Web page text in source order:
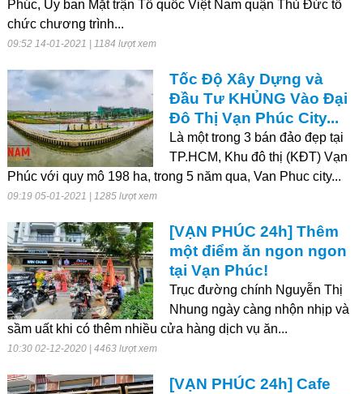
Phúc, Ủy ban Mặt trận Tổ quốc Việt Nam quận Thủ Đức tổ
chức chương trình...
09:52 14-01-2021 | 1184 lượt xem
Tốc Độ Xây Dựng và
Đầu Tư KHỦNG Vào Đại
Đô Thị Vạn Phúc City...
Là một trong 3 bán đảo đẹp tại
TP.HCM, Khu đô thị (KĐT) Vạn
Phúc với quy mô 198 ha, trong 5 năm qua, Van Phuc city...
09:19 05-01-2021 | 1285 lượt xem
[VẠN PHÚC 24h] Thêm
một điểm ăn ngon ngon
tại Vạn Phúc!
Trục đường chính Nguyễn Thị
Nhung ngày càng nhộn nhịp và
sầm uất khi có thêm nhiều cửa hàng dịch vụ ăn...
10:30 02-12-2020 | 4463 lượt xem
[VẠN PHÚC 24h] Cafe